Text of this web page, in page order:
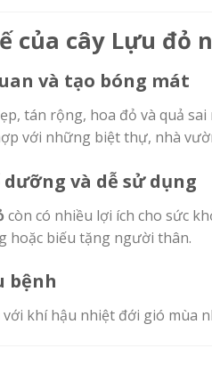
của cây Lựu đỏ
và tạo bóng mát
tán rộng, hoa đỏ và quả
với những biệt thự, nhà
dưỡng và dễ sử dụng
còn có nhiều lợi ích cho sức
hoặc biếu tặng người thân.
bệnh
khí hậu nhiệt đới gió mùa